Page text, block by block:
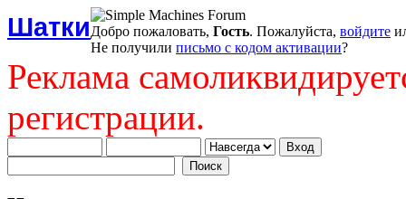
ШаткиДобро пожаловать, Гость. Пожалуйста, войдите
Не получили письмо с кодом активации?
Реклама
регистрации.